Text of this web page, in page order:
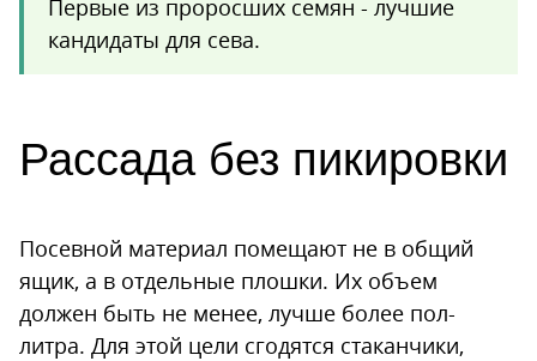
Первые из проросших семян - лучшие
кандидаты для сева.
Рассада без пикировки
Посевной материал помещают не в общий
ящик, а в отдельные плошки. Их объем
должен быть не менее, лучше более пол-
литра. Для этой цели сгодятся стаканчики,